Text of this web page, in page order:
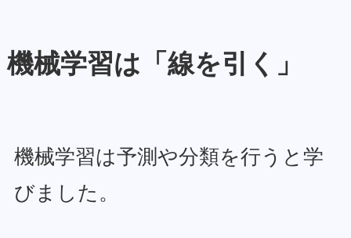
機械学習は「線を引く」
機械学習は予測や分類を行うと学
びました。